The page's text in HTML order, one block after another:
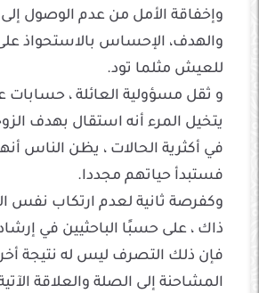
وإخفاقة الأمل من عدم الوصول إلى
والهدف، الإحساس بالاستحواذ على
للعيش مثلما تود.
و ثقل مسؤولية العائلة ، حسابات
يتخيل المرء أنه استقال بهدف
في أكثرية الحالات ، يظن الناس
فستبدأ حياتهم مجددا.
وكفرصة ثانية لعدم ارتكاب نفس
ذاك ، على حسبًا الباحثيين في إرشاد
فإن ذلك التصرف ليس له نتيجة
المشاحنة إلى الصلة والعلاقة